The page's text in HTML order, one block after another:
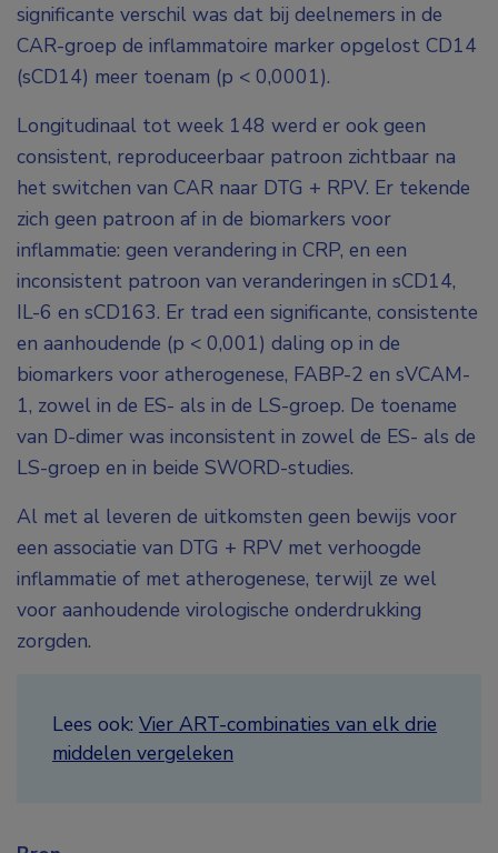
significante verschil was dat bij deelnemers in de
CAR-groep de inflammatoire marker opgelost CD14
(sCD14) meer toenam (p < 0,0001).
Longitudinaal tot week 148 werd er ook geen
consistent, reproduceerbaar patroon zichtbaar na
het switchen van CAR naar DTG + RPV. Er tekende
zich geen patroon af in de biomarkers voor
inflammatie: geen verandering in CRP, en een
inconsistent patroon van veranderingen in sCD14,
IL-6 en sCD163. Er trad een significante, consistente
en aanhoudende (p < 0,001) daling op in de
biomarkers voor atherogenese, FABP-2 en sVCAM-
1, zowel in de ES- als in de LS-groep. De toename
van D-dimer was inconsistent in zowel de ES- als de
LS-groep en in beide SWORD-studies.
Al met al leveren de uitkomsten geen bewijs voor
een associatie van DTG + RPV met verhoogde
inflammatie of met atherogenese, terwijl ze wel
voor aanhoudende virologische onderdrukking
zorgden.
Lees ook: Vier ART-combinaties van elk drie
middelen vergeleken